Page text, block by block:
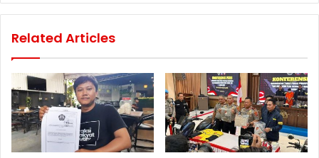
Related Articles